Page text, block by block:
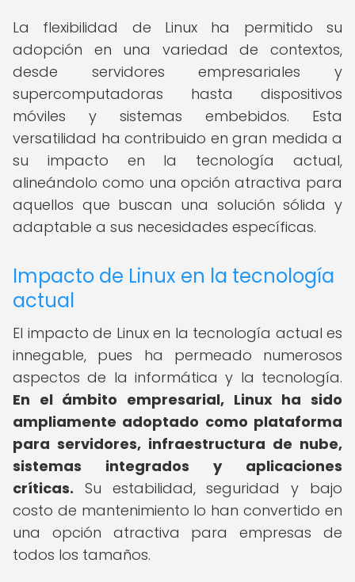
La flexibilidad de Linux ha permitido su
adopción en una variedad de contextos,
desde servidores empresariales y
supercomputadoras hasta dispositivos
móviles y sistemas embebidos. Esta
versatilidad ha contribuido en gran medida a
su impacto en la tecnología actual,
alineándolo como una opción atractiva para
aquellos que buscan una solución sólida y
adaptable a sus necesidades específicas.
Impacto de Linux en la tecnología
actual
El impacto de Linux en la tecnología actual es
innegable, pues ha permeado numerosos
aspectos de la informática y la tecnología.
En el ámbito empresarial, Linux ha sido
ampliamente adoptado como plataforma
para servidores, infraestructura de nube,
sistemas integrados y aplicaciones
críticas. Su estabilidad, seguridad y bajo
costo de mantenimiento lo han convertido en
una opción atractiva para empresas de
todos los tamaños.